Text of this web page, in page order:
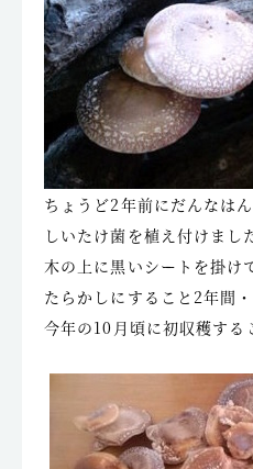
ちょうど2年前にだんなは
しいたけ菌を植え付けまし
木の上に黒いシートを掛け
たらかしにすること2年間・
今年の10月頃に初収穫する